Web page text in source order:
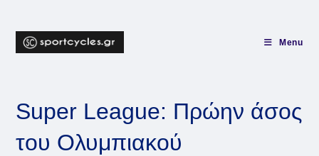
content
Menu
Super League: Πρώην άσος
του Ολυμπιακού